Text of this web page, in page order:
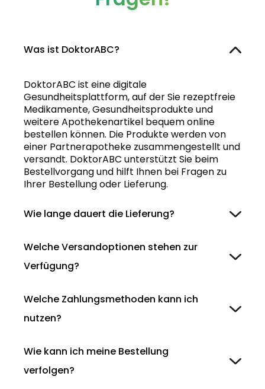
Was ist DoktorABC?
DoktorABC ist eine digitale
Gesundheitsplattform, auf der Sie rezeptfreie
Medikamente, Gesundheitsprodukte und
weitere Apothekenartikel bequem online
bestellen können. Die Produkte werden von
einer Partnerapotheke zusammengestellt und
versandt. DoktorABC unterstützt Sie beim
Bestellvorgang und hilft Ihnen bei Fragen zu
Ihrer Bestellung oder Lieferung.
Wie lange dauert die Lieferung?
Welche Versandoptionen stehen zur
Verfügung?
Welche Zahlungsmethoden kann ich
nutzen?
Wie kann ich meine Bestellung
verfolgen?